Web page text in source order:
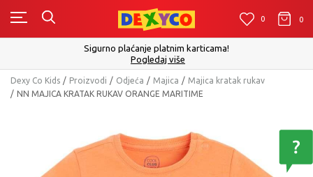
0 0
Sigurno plaćanje platnim karticama!
Pogledaj više
Dexy Co Kids Proizvodi Odjeća Majica
Majica kratak rukav
NN MAJICA KRATAK RUKAV ORANGE MARITIME